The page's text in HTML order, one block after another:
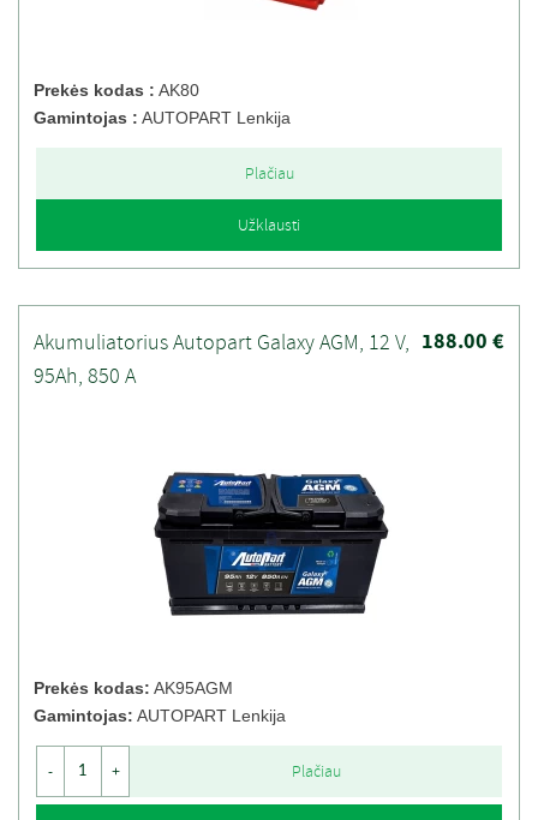
Prekės kodas : AK80
Gamintojas : AUTOPART Lenkija
Plačiau
Užklausti
188.00 €
Akumuliatorius Autopart Galaxy AGM, 12 V,
95Ah, 850 A
Prekės kodas: AK95AGM
Gamintojas: AUTOPART Lenkija
- + Plačiau